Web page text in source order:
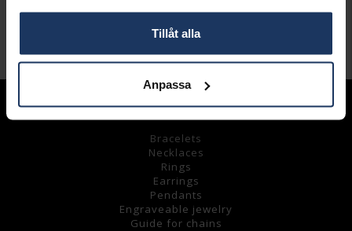
Tillåt alla
Anpassa
DETALJER
crystal
Andra köpte även
Assortment
Bracelets
Necklaces
Rings
Earrings
Pendants
Engraveable jewelry
Guide for chains